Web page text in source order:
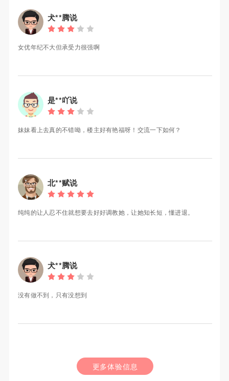
犬**腾说
女优年纪不大但承受力很强啊
是**吖说
妹妹看上去真的不错呦，楼主好有艳福呀！交流一下如何？
北**赋说
纯纯的让人忍不住就想要去好好调教她，让她知长短，懂进退。
犬**腾说
没有做不到，只有没想到
更多体验信息